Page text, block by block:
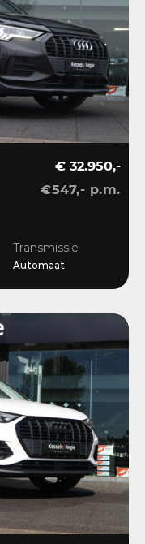
€ 32.950,-
€547,- p.m.
Transmissie
Automaat